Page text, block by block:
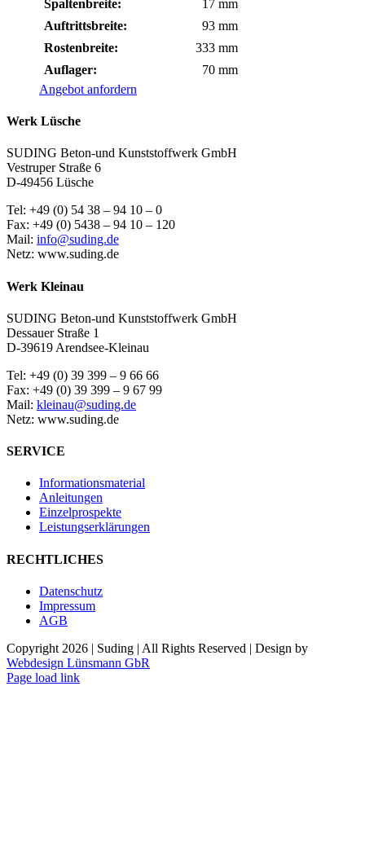
Spaltenbreite:
17 mm
Auftrittsbreite:
93 mm
Rostenbreite:
333 mm
Auflager:
70 mm
Angebot anfordern
Werk Lüsche
SUDING Beton-und Kunststoffwerk GmbH
Vestruper Straße 6
D-49456 Lüsche
Tel: +49 (0) 54 38 – 94 10 – 0
Fax: +49 (0) 5438 – 94 10 – 120
Mail: info@suding.de
Netz: www.suding.de
Werk Kleinau
SUDING Beton-und Kunststoffwerk GmbH
Dessauer Straße 1
D-39619 Arendsee-Kleinau
Tel: +49 (0) 39 399 – 9 66 66
Fax: +49 (0) 39 399 – 9 67 99
Mail: kleinau@suding.de
Netz: www.suding.de
SERVICE
Informationsmaterial
Anleitungen
Einzelprospekte
Leistungserklärungen
RECHTLICHES
Datenschutz
Impressum
AGB
Copyright 2026 | Suding | All Rights Reserved | Design by
Webdesign Lünsmann GbR
Page load link